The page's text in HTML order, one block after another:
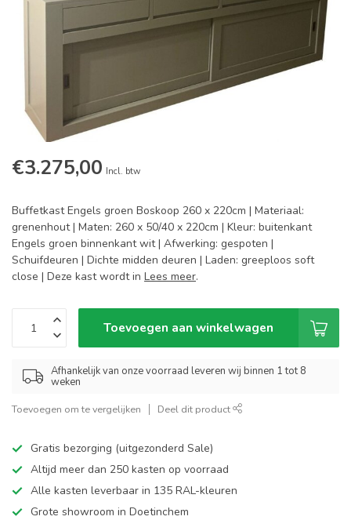
€3.275,00 Incl. btw
Buffetkast Engels groen Boskoop 260 x 220cm | Materiaal:
grenenhout | Maten: 260 x 50/40 x 220cm | Kleur: buitenkant
Engels groen binnenkant wit | Afwerking: gespoten |
Schuifdeuren | Dichte midden deuren | Laden: greeploos soft
close | Deze kast wordt in Lees meer.
Toevoegen aan winkelwagen
Afhankelijk van onze voorraad leveren wij binnen 1 tot 8
weken
Toevoegen om te vergelijken Deel dit product
Gratis bezorging (uitgezonderd Sale)
Altijd meer dan 250 kasten op voorraad
Alle kasten leverbaar in 135 RAL-kleuren
Grote showroom in Doetinchem